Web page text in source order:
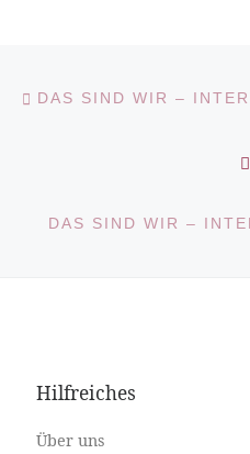
DAS SIND WIR –
DAS SIND WIR –
Hilfreiches
Über uns